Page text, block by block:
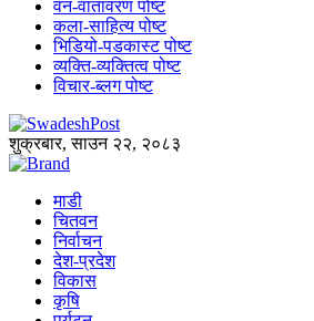
वन-वातावरण पोष्ट
कला-साहित्य पोष्ट
भिडियो-पडकास्ट पोष्ट
व्यक्ति-व्यक्तित्व पोष्ट
विचार-ब्लग पोष्ट
शुक्रबार, साउन २२, २०८३
माडी
चितवन
निर्वाचन
देश-प्रदेश
विकास
कृषि